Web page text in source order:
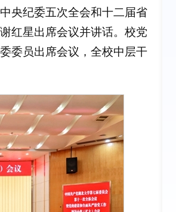
央纪委五次全会和十二届省
红星出席会议并讲话。校党
委员出席会议，全校中层干